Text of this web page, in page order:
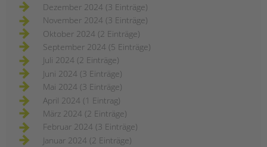
Dezember 2024 (3 Einträge)
November 2024 (3 Einträge)
Oktober 2024 (2 Einträge)
September 2024 (5 Einträge)
Juli 2024 (2 Einträge)
Juni 2024 (3 Einträge)
Mai 2024 (3 Einträge)
April 2024 (1 Eintrag)
März 2024 (2 Einträge)
Februar 2024 (3 Einträge)
Januar 2024 (2 Einträge)